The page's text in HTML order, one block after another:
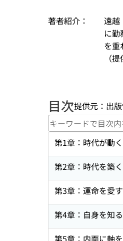
著者紹介：
遠越
に
を重
（
目次提供元：出
第1章：時代が動く
第2章：時代を築く
第3章：運命を愛
第4章：自身を知る
第5章：内面に軸